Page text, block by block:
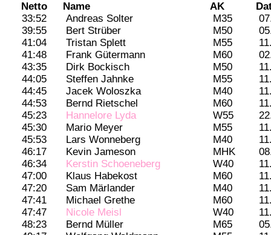
Netto Name AK
33:52
Andreas Solter M35
39:55
Bert Strüber M50
41:04
Tristan Splett M55
41:48
Frank Gütermann M60
43:35
Dirk Bockisch M50
44:05
Steffen Jahnke M55
44:45
Jacek Woloszka M40
44:53
Bernd Rietschel M60
45:23
Hannelore Lyda W55
45:30
Mario Meyer M55
45:53
Lars Wonneberg M40
46:17
Kevin Jameson MHK
46:34
Kerstin Schoeneberg W40
47:00
Klaus Habekost M60
47:20
Sam Märlander M40
47:41
Michael Grethe M60
47:47
Nicole Meisl W40
48:23
Bernd Müller M65